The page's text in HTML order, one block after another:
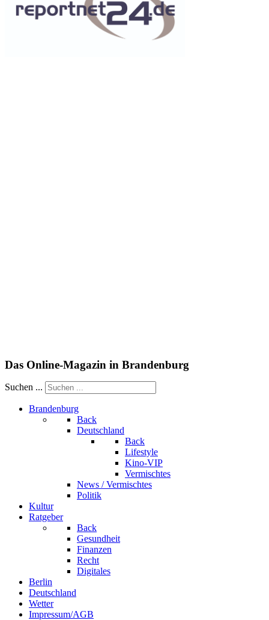
Das Online-Magazin in Brandenburg
Suchen ...
Brandenburg
Back
Deutschland
Back
Lifestyle
Kino-VIP
Vermischtes
News / Vermischtes
Politik
Kultur
Ratgeber
Back
Gesundheit
Finanzen
Recht
Digitales
Berlin
Deutschland
Wetter
Impressum/AGB